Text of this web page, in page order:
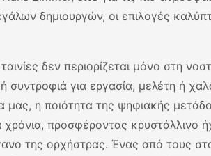
δημιουργών, οι επιλογές
δεν περιορίζεται μόνο στη
συντροφιά για εργασία, μελέτη ή
μας, η ποιότητα της ψηφιακής
προσφέροντας κρυστάλλινο
της ορχήστρας. Ένας από τους